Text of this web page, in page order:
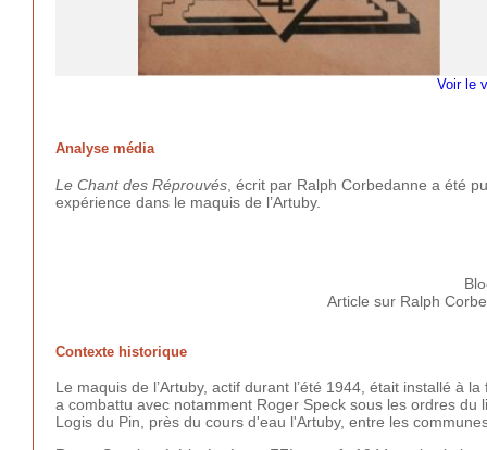
Voir le
Analyse média
Le Chant des Réprouvés , écrit par Ralph Corbedanne a été
expérience dans le maquis de l’Artuby.
Article sur Ralph
Contexte historique
Le maquis de l’Artuby, actif durant l’été 1944, était installé à
a combattu avec notamment Roger Speck sous les ordres du
Logis du Pin, près du cours d'eau l'Artuby, entre les